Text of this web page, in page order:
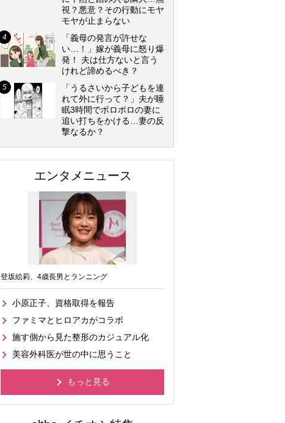
視？悪意？その行動にモヤ
モヤが止まらない
「義母の発言が許せな
い…！」嫁が義母に怒り爆
発！ 夫は仕方ないと言う
けれど諦めるべき？
「うるさいから子どもを連
れて外に行って？」夫が睡
眠3時間でボロボロの妻に
追い打ちをかける…妻の反
撃なるか？
エンタメニュース
登坂絵莉、4歳長男とランニング
小原正子、資格取得を報告
ファミマとヒロアカがコラボ
施す側から見た整形のカジュアル化
美容外科医が世の中に思うこと
もっと見る